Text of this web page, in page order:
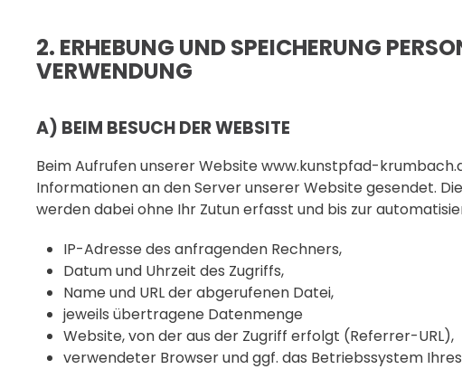
2. ERHEBUNG UND SPEICHERUNG
VERWENDUNG
A) BEIM BESUCH DER WEBSITE
Beim Aufrufen unserer Website www.kunstpfad-
Informationen an den Server unserer Website gesendet.
werden dabei ohne Ihr Zutun erfasst und bis zur
IP-Adresse des anfragenden Rechners,
Datum und Uhrzeit des Zugriffs,
Name und URL der abgerufenen Datei,
jeweils übertragene Datenmenge
Website, von der aus der Zugriff erfolgt (Referrer-URL),
verwendeter Browser und ggf. das Betriebssystem